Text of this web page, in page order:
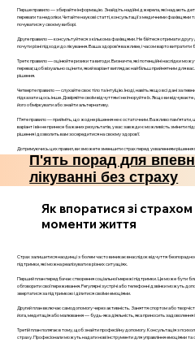
Перше правило — збирайте інформацію. Знайдіть надійні джерела, які надають
переваги та недоліки. Читайте наукові статті, консультації з медичними
почуватися у своєму виборі.
Друге правило — консультуйтеся з кількома фахівцями. Не бійтеся отримати
почути різні підходи до лікування. Ваша здоров’я важливе, і часом варто
Третє правило — оцінюйте ризики та вигоди. Визначте, які потенційні наслідки
переваг, щоб візуально оцінити, який варіант виглядає найбільш прийнятним для
рішення.
Четверте правило — слухайте своє тіло та інтуїцію. Іноді, навіть якщо всі дані за
підказати щось інше. Довіряйте своїм відчуттям і не ігноруйте їх. Якщо ви
його обміркувати або знайти альтернативу.
П’яте правило — прийміть, що жодне рішення не є остаточним. Важливо пам’ятати,
варіант і він не принесе бажаних результатів, у вас завжди є можливість змінити
рішення і дозволить вам зосередитися на своєму здоров’ї.
Дотримуючись цих правил, ви зможете зменшити страх перед ухваленням рішення
П'ять порад для
лікуванні без страху
Як впоратися зі
моменти життя
Страх залишитися наодинці з болем часто виникає внаслідок відчуття
підтримки, які можна реалізувати в різних ситуаціях.
Перший план передбачає створення соціальної мережі підтримки. Це може бути
обговорити свої переживання. Регулярні зустрічі або телефонні дзвінки можуть
звертатися за підтримкою і ділитися своїми емоціями.
Другий план включає самодопомогу через активність. Заняття спортом або
йога, медитація або малювання — будь-яка діяльність, яка приносить задоволення
Третій план полягає в тому, щоб знайти професійну допомогу. Консультація з
страху. Професіонали можуть надати нові інструменти для управління емоціями та